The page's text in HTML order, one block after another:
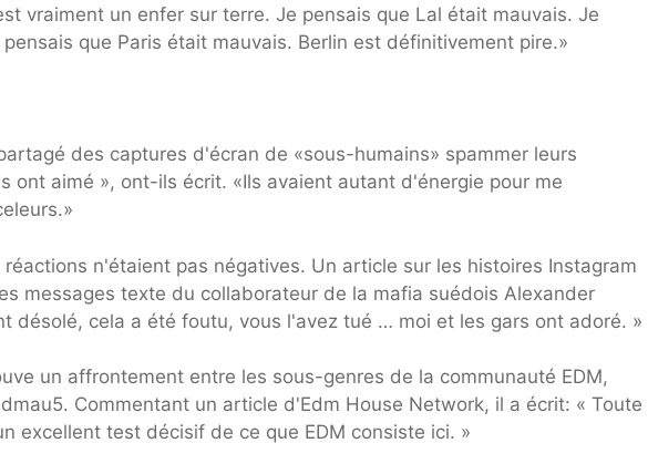
vraiment un enfer sur terre. Je pensais que Lal était mauvais. Je
que Paris était mauvais. Berlin est définitivement pire.»
des captures d'écran de «sous-humains» spammer leurs
ont aimé », ont-ils écrit. «Ils avaient autant d'énergie pour me
n'étaient pas négatives. Un article sur les histoires Instagram
messages texte du collaborateur de la mafia suédois Alexander
désolé, cela a été foutu, vous l'avez tué … moi et les gars ont adoré. »
un affrontement entre les sous-genres de la communauté EDM,
Commentant un article d'Edm House Network, il a écrit: « Toute
excellent test décisif de ce que EDM consiste ici. »